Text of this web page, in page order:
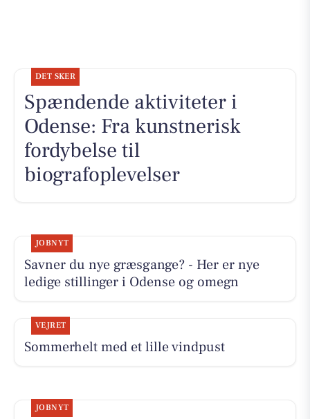
DET SKER
Spændende aktiviteter i
Odense: Fra kunstnerisk
fordybelse til
biografoplevelser
JOBNYT
Savner du nye græsgange? - Her er nye
ledige stillinger i Odense og omegn
VEJRET
Sommerhelt med et lille vindpust
JOBNYT